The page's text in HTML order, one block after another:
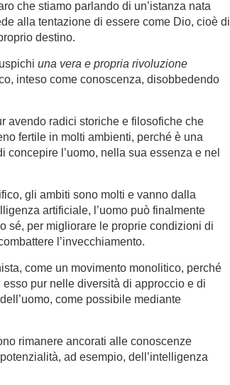
che stiamo parlando di un’istanza nata
alla tentazione di essere come Dio, cioè di
destino.
una vera e propria rivoluzione
inteso come conoscenza, disobbedendo
avendo radici storiche e filosofiche che
fertile in molti ambienti, perché è una
l’uomo, nella sua essenza e nel
gli ambiti sono molti e vanno dalla
artificiale, l’uomo può finalmente
sé, per migliorare le proprie condizioni di
l’invecchiamento.
come un movimento monolitico, perché
pur nelle diversità di approccio e di
come possibile mediante
rimanere ancorati alle conoscenze
ad esempio, dell’intelligenza